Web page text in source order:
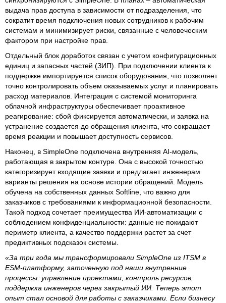
выдача прав доступа в зависимости от подразделения, что
сократит время подключения новых сотрудников к рабочим
системам и минимизирует риски, связанные с человеческим
фактором при настройке прав.
Отдельный блок доработок связан с учетом конфигурационных
единиц и запасных частей (ЗИП). При подключении клиента к
поддержке импортируется список оборудования, что позволяет
точно контролировать объем оказываемых услуг и планировать
расход материалов. Интеграция с системой мониторинга
облачной инфраструктуры обеспечивает проактивное
реагирование: сбой фиксируется автоматически, и заявка на
устранение создается до обращения клиента, что сокращает
время реакции и повышает доступность сервисов.
Наконец, в SimpleOne подключена внутренняя AI-модель,
работающая в закрытом контуре. Она с высокой точностью
категоризирует входящие заявки и предлагает инженерам
варианты решения на основе истории обращений. Модель
обучена на собственных данных Softline, что важно для
заказчиков с требованиями к информационной безопасности.
Такой подход сочетает преимущества ИИ-автоматизации с
соблюдением конфиденциальности: данные не покидают
периметр клиента, а качество поддержки растет за счет
предиктивных подсказок системы.
«За три года мы трансформировали SimpleOne из ITSM в
ESM-платформу, заточенную под наши внутренние
процессы: управление проектами, контроль ресурсов,
поддержка инженеров через закрытый ИИ. Теперь этот
опыт стал основой для работы с заказчиками. Если бизнесу